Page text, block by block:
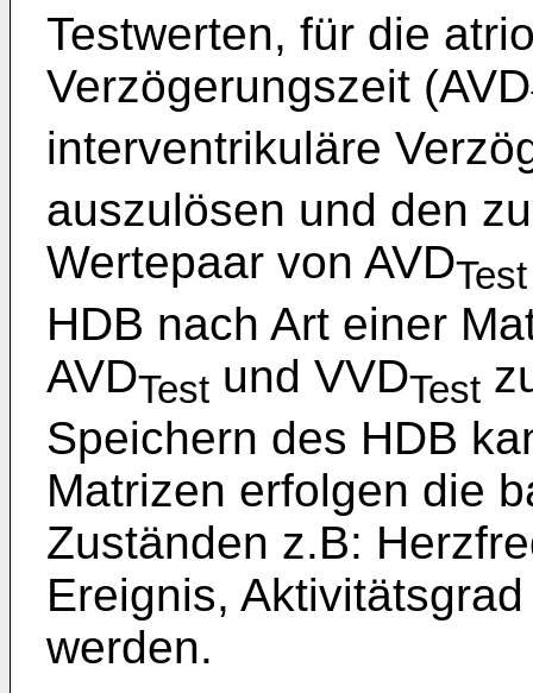
Testwerten, für die
Verzögerungszeit (AVD
interventrikuläre
auszulösen und den
Wertepaar von AVDTest
HDB nach Art einer
AVDTest und VVDTest
Speichern des HDB
Matrizen erfolgen die
Zuständen z.B:
Ereignis,
werden.